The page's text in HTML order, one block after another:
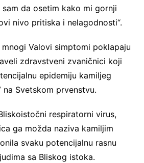
da osetim kako mi gornji
nivo pritiska i nelagodnosti“.
Valovi simptomi poklapaju
zdravstveni zvaničnici koji
epidemiju kamiljeg
na Svetskom prvenstvu.
respiratorni virus,
ga možda naziva kamiljim
svaku potencijalnu rasnu
sa Bliskog istoka.